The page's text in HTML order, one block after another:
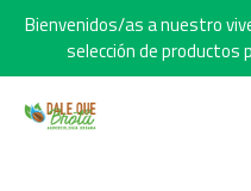
Bienvenidos/as a nuestro
selección de productos